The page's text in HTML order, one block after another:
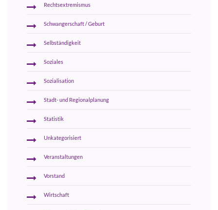
Rechtsextremismus
Schwangerschaft / Geburt
Selbständigkeit
Soziales
Sozialisation
Stadt- und Regionalplanung
Statistik
Unkategorisiert
Veranstaltungen
Vorstand
Wirtschaft